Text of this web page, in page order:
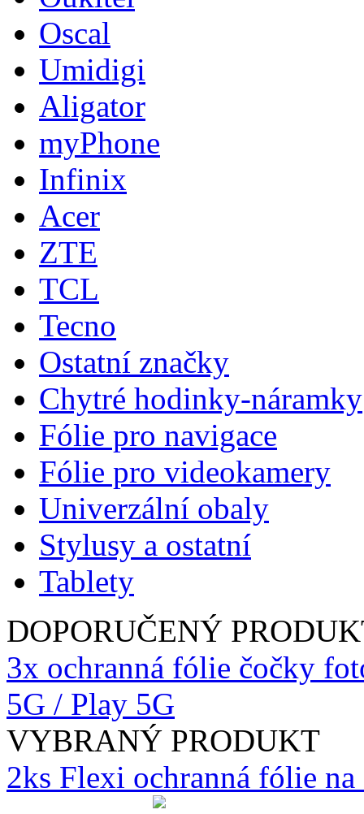
Oscal
Umidigi
Aligator
myPhone
Infinix
Acer
ZTE
TCL
Tecno
Ostatní značky
Chytré hodinky-náramky
Fólie pro navigace
Fólie pro videokamery
Univerzální obaly
Stylusy a ostatní
Tablety
DOPORUČENÝ
3x ochranná fólie čočky
5G / Play 5G
VYBRANÝ PRODUKT
2ks Flexi ochranná fólie